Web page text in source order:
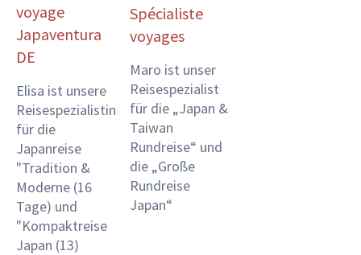
voyage
Japaventura
DE
Elisa ist unsere
Reisespezialistin
für die
Japanreise
"Tradition &
Moderne (16
Tage) und
"Kompaktreise
Japan (13)
Spécialiste
voyages
Maro ist unser
Reisespezialist
für die „Japan &
Taiwan
Rundreise“ und
die „Große
Rundreise
Japan“